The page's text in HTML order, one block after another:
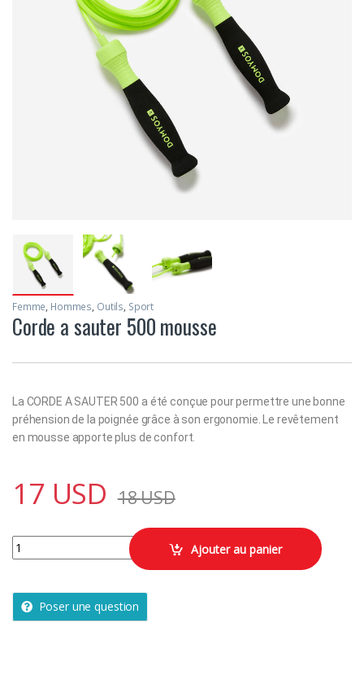
Femme, Hommes, Outils, Sport
Corde a sauter 500 mousse
La CORDE A SAUTER 500 a été conçue pour permettre une bonne
préhension de la poignée grâce à son ergonomie. Le revêtement
en mousse apporte plus de confort.
17 USD 18USD
Corde a sauter 500 mousse quantityAjouter au panier
Poser une question